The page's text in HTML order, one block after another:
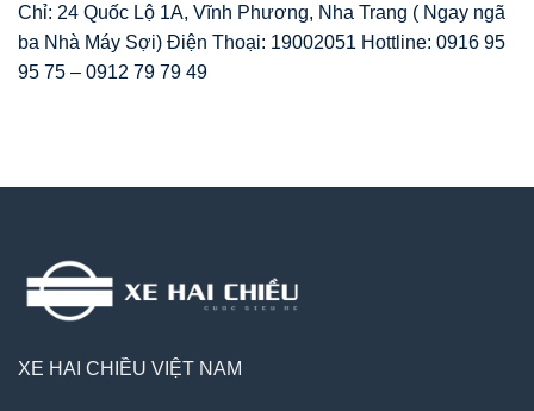
Chỉ: 24 Quốc Lộ 1A, Vĩnh Phương, Nha Trang ( Ngay ngã
ba Nhà Máy Sợi) Điện Thoại: 19002051 Hottline: 0916 95
95 75 – 0912 79 79 49
XE HAI CHIỀU VIỆT NAM